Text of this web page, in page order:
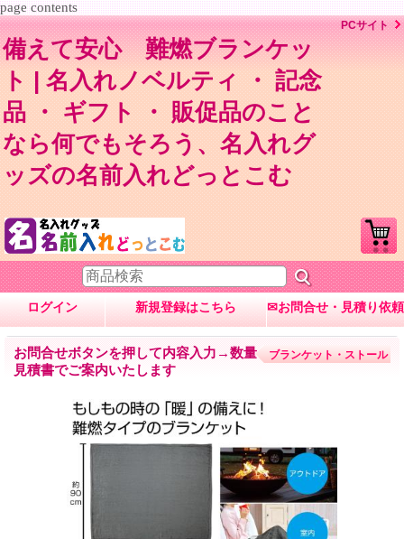
page contents
備えて安心 難燃ブランケッ
ト | 名入れノベルティ ・ 記念
品 ・ ギフト ・ 販促品のこと
なら何でもそろう、名入れグ
ッズの名前入れどっとこむ
PCサイト
ログイン 新規登録はこちら ✉お問合せ・見積り依頼
お問合せボタンを押して内容入力→数量・内容に応じて
見積書でご案内いたします
ブランケット・ストール